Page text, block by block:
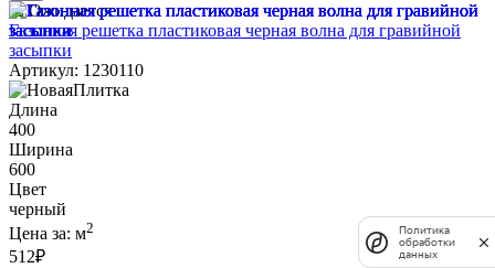
Ожидается
Газонная решетка пластиковая черная волна для гравийной
засыпки
Артикул: 1230110
Длина
400
Ширина
600
Цвет
черный
Цена за: м2
512₽
Политика
обработки
данных